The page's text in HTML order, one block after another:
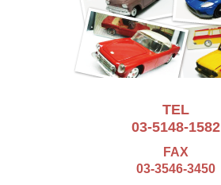
TEL
03-5148-1582
FAX
03-3546-3450